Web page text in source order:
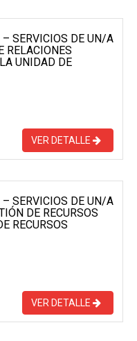
SERVICIOS DE UN/A
RELACIONES
UNIDAD DE
VER DETALLE
SERVICIOS DE UN/A
DE RECURSOS
RECURSOS
VER DETALLE